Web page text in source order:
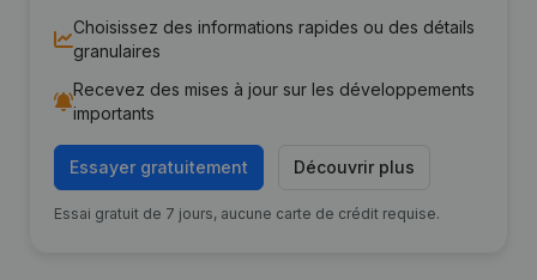
Choisissez des informations rapides ou des détails
granulaires
Recevez des mises à jour sur les développements
importants
Essayer gratuitement Découvrir plus
Essai gratuit de 7 jours, aucune carte de crédit requise.